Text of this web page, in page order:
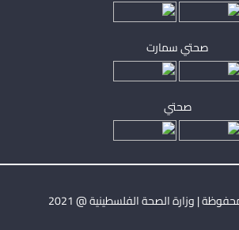
صحتي سمارت
صحتي
| وزارة الصحة الفلسطينية @ 2021